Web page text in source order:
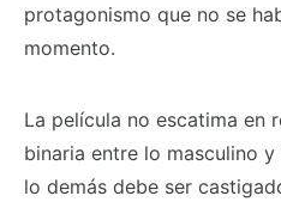
protagonismo que no se
momento.
La película no escatima en
binaria entre lo masculino
lo demás debe ser